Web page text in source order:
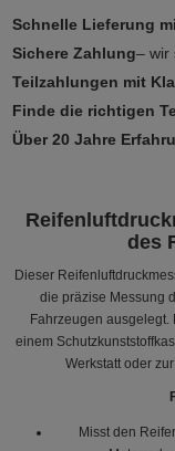
Schnelle Lieferung
Sichere Zahlung– wir
Teilzahlungen mit
Finde die richtigen
Über 20 Jahre
des
Dieser
die präzise Messung
Fahrzeugen ausgelegt.
einem
Werkstatt oder
Misst den